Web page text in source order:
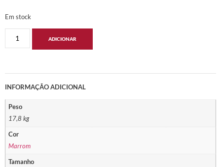
Em stock
ADICIONAR
INFORMAÇÃO ADICIONAL
Peso
17,8 kg
Cor
Marrom
Tamanho